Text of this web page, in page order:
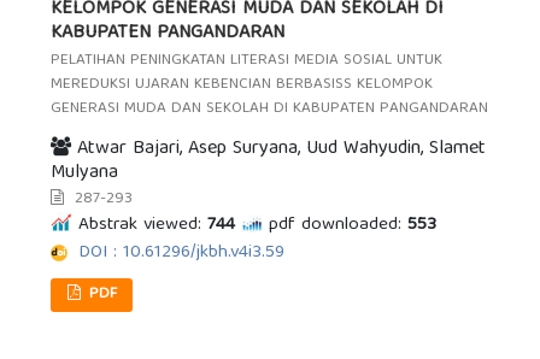
KELOMPOK GENERASI MUDA DAN SEKOLAH DI
KABUPATEN PANGANDARAN
PELATIHAN PENINGKATAN LITERASI MEDIA SOSIAL UNTUK
MEREDUKSI UJARAN KEBENCIAN BERBASISS KELOMPOK
GENERASI MUDA DAN SEKOLAH DI KABUPATEN PANGANDARAN
Atwar Bajari, Asep Suryana, Uud Wahyudin, Slamet
Mulyana
287-293
Abstrak viewed: 744 pdf downloaded: 553
DOI : 10.61296/jkbh.v4i3.59
PDF